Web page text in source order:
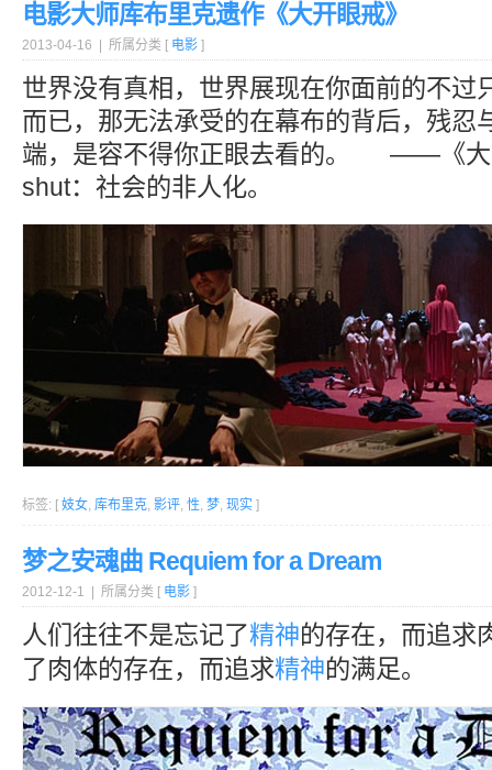
电影大师库布里克遗作《大开眼戒》
2013-04-16 | 所属分类 [ 电影 ]
世界没有真相，世界展现在你面前的不过
而已，那无法承受的在幕布的背后，残忍
端，是容不得你正眼去看的。 ——《大
shut：社会的非人化。
标签: [ 妓女, 库布里克, 影评, 性, 梦, 现实 ]
梦之安魂曲 Requiem for a Dream
2012-12-1 | 所属分类 [ 电影 ]
人们往往不是忘记了精神的存在，而追求
了肉体的存在，而追求精神的满足。